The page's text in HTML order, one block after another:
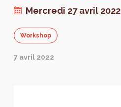
Mercredi 27 avril 2022
Workshop
7 avril 2022